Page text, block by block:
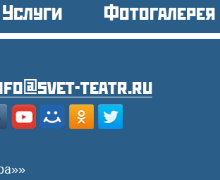
Услуги Фотогалерея
teatr.ru